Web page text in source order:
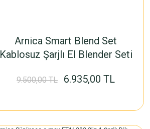
Arnica Smart Blend Set
Kablosuz Şarjlı El Blender Seti
9.500,00 TL 6.935,00 TL